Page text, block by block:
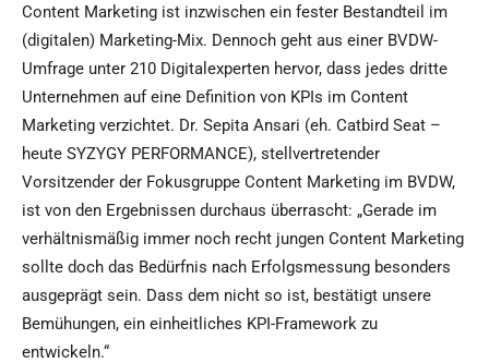
Content Marketing ist inzwischen ein fester Bestandteil im
(digitalen) Marketing-Mix. Dennoch geht aus einer BVDW-
Umfrage unter 210 Digitalexperten hervor, dass jedes dritte
Unternehmen auf eine Definition von KPIs im Content
Marketing verzichtet. Dr. Sepita Ansari (eh. Catbird Seat –
heute SYZYGY PERFORMANCE), stellvertretender
Vorsitzender der Fokusgruppe Content Marketing im BVDW,
ist von den Ergebnissen durchaus überrascht: „Gerade im
verhältnismäßig immer noch recht jungen Content Marketing
sollte doch das Bedürfnis nach Erfolgsmessung besonders
ausgeprägt sein. Dass dem nicht so ist, bestätigt unsere
Bemühungen, ein einheitliches KPI-Framework zu
entwickeln.“